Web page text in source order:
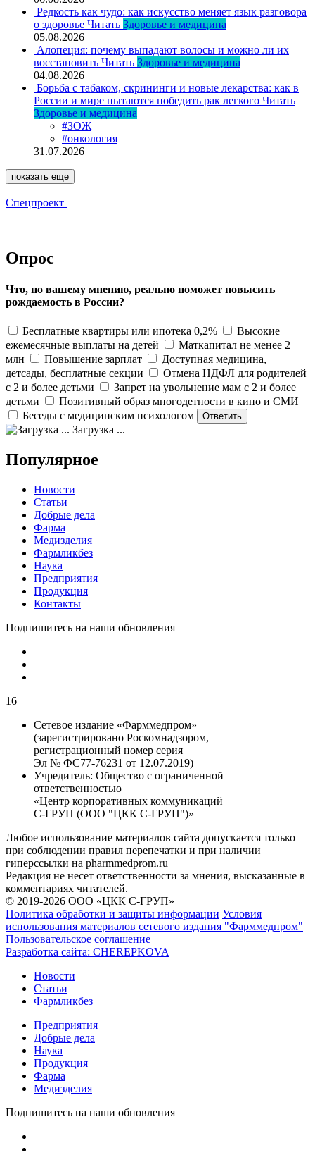
Редкость как чудо: как искусство меняет язык разговора
о здоровье Читать Здоровье и медицина
05.08.2026
Алопеция: почему выпадают волосы и можно ли их
восстановить Читать Здоровье и медицина
04.08.2026
Борьба с табаком, скрининги и новые лекарства: как в
России и мире пытаются победить рак легкого Читать
Здоровье и медицина
#ЗОЖ
#онкология
31.07.2026
показать еще
Спецпроект
Опрос
Что, по вашему мнению, реально поможет повысить
рождаемость в России?
Бесплатные квартиры или ипотека 0,2%
Высокие
ежемесячные выплаты на детей
Маткапитал не менее 2
млн
Повышение зарплат
Доступная медицина,
детсады, бесплатные секции
Отмена НДФЛ для родителей
с 2 и более детьми
Запрет на увольнение мам с 2 и более
детьми
Позитивный образ многодетности в кино и СМИ
Беседы с медицинским психологом
Загрузка ...
Популярное
Новости
Статьи
Добрые дела
Фарма
Медизделия
Фармликбез
Наука
Предприятия
Продукция
Контакты
Подпишитесь на наши обновления
16
Сетевое издание «Фарммедпром»
(зарегистрировано Роскомнадзором,
регистрационный номер серия
Эл № ФС77-76231 от 12.07.2019)
Учредитель: Общество с ограниченной
ответственностью
«Центр корпоративных коммуникаций
С-ГРУП (ООО "ЦКК С-ГРУП")»
Любое использование материалов сайта допускается только
при соблюдении правил перепечатки и при наличии
гиперссылки на pharmmedprom.ru
Редакция не несет ответственности за мнения, высказанные в
комментариях читателей.
© 2019-2026 ООО «ЦКК С-ГРУП»
Политика обработки и защиты информации Условия
использования материалов сетевого издания "Фарммедпром"
Пользовательское соглашение
Разработка сайта: CHEREPKOVA
Новости
Статьи
Фармликбез
Предприятия
Добрые дела
Наука
Продукция
Фарма
Медизделия
Подпишитесь на наши обновления